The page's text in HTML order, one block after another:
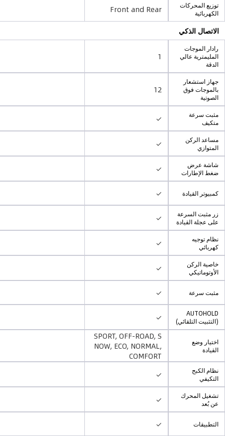
توزيع المحركات
الكهربائية
Front and Rear
الاتصال الذكي
رادار الموجات
المليمترية عالي
الدقة
1
جهاز استشعار
بالموجات فوق
الصوتية
12
مثبت سرعة
متكيف
✓
مساعد الركن
المتوازي
✓
شاشة عرض
ضغط الإطارات
✓
كمبيوتر القيادة ✓
زر مثبت السرعة
على عجلة القيادة
✓
نظام توجيه
كهربائي
✓
خاصية الركن
الأوتوماتيكي
✓
مثبت سرعة ✓
AUTOHOLD
(التثبيت التلقائي)
✓
اختيار وضع
القيادة
SPORT, OFF-ROAD, S
NOW, ECO, NORMAL,
COMFORT
نظام الكبح
التكيفي
✓
تشغيل المحرك
عن بُعد
✓
التطبيقات ✓